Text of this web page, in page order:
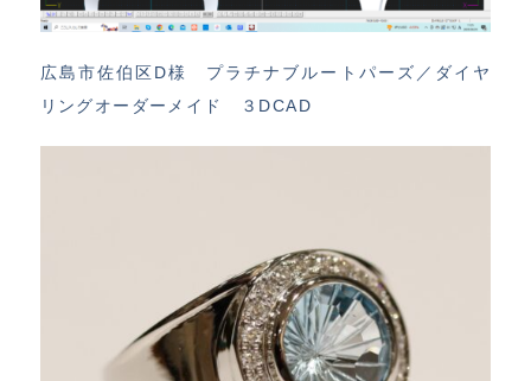
広島市佐伯区D様 プラチナブルートパーズ／ダイヤ
リングオーダーメイド ３DCAD